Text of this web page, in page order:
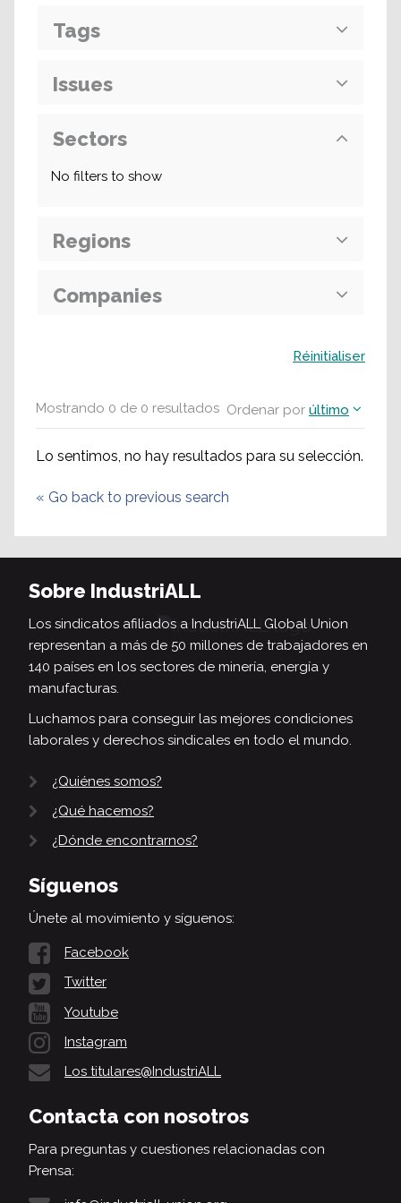
Mostrando 0 de 0 resultados Ordenar por último
Lo sentimos, no hay resultados para su selección.
« Go back to previous search
Tags
Issues
Sectors
No filters to show
Regions
Companies
Réinitialiser
Sobre IndustriALL
Los sindicatos afiliados a IndustriALL Global Union
representan a más de 50 millones de trabajadores en
140 países en los sectores de minería, energía y
manufacturas.
Luchamos para conseguir las mejores condiciones
laborales y derechos sindicales en todo el mundo.
¿Quiénes somos?
¿Qué hacemos?
¿Dónde encontrarnos?
Síguenos
Únete al movimiento y síguenos:
Facebook
Twitter
Youtube
Instagram
Los titulares@IndustriALL
Contacta con nosotros
Para preguntas y cuestiones relacionadas con
Prensa: